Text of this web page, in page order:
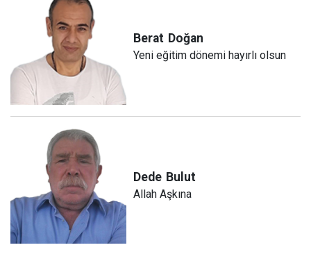
Berat Doğan
Yeni eğitim dönemi hayırlı olsun
Dede Bulut
Allah Aşkına